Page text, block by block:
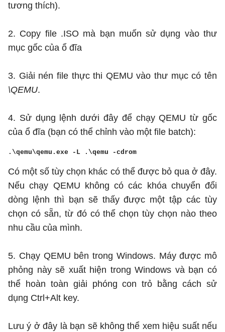
tương thích).
2. Copy file .ISO mà bạn muốn sử dụng vào thư
mục gốc của ổ đĩa
3. Giải nén file thực thi QEMU vào thư mục có tên
\QEMU.
4. Sử dụng lệnh dưới đây để chạy QEMU từ gốc
của ổ đĩa (bạn có thể chỉnh vào một file batch):
.\qemu\qemu.exe -L .\qemu -cdrom
Có một số tùy chọn khác có thể được bỏ qua ở đây.
Nếu chạy QEMU không có các khóa chuyển đổi
dòng lệnh thì bạn sẽ thấy được một tập các tùy
chọn có sẵn, từ đó có thể chọn tùy chọn nào theo
nhu cầu của mình.
5. Chạy QEMU bên trong Windows. Máy được mô
phỏng này sẽ xuất hiện trong Windows và bạn có
thể hoàn toàn giải phóng con trỏ bằng cách sử
dụng Ctrl+Alt key.
Lưu ý ở đây là bạn sẽ không thể xem hiệu suất nếu